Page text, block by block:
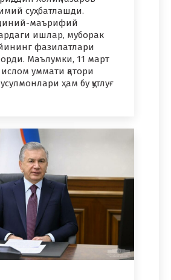
суҳбатлашди.
диний-маърифий
ишлар, муборак
фазилатлари
Маълумки, 11 март
уммати қатори
ҳам бу қутлуғ